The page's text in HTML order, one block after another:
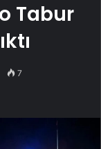
Tabur
7